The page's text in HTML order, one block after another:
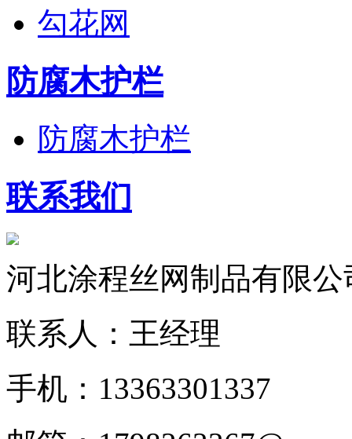
勾花网
防腐木护栏
防腐木护栏
联系我们
河北涂程丝网制品有限公
联系人：王经理
手机：13363301337